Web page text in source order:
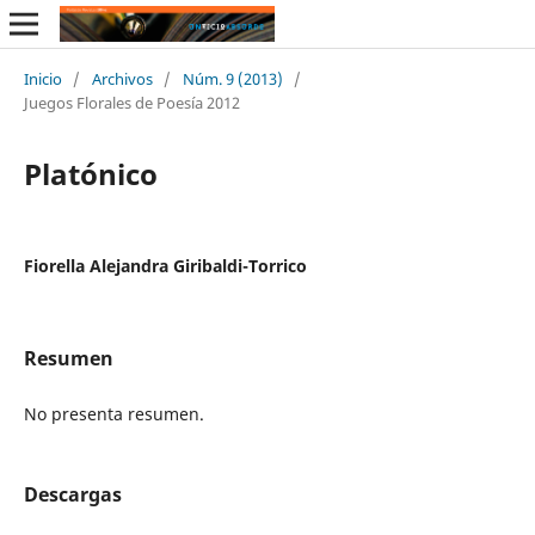
Inicio / Archivos / Núm. 9 (2013)
/
Juegos Florales de Poesía 2012
Platónico
Fiorella Alejandra Giribaldi-Torrico
Resumen
No presenta resumen.
Descargas